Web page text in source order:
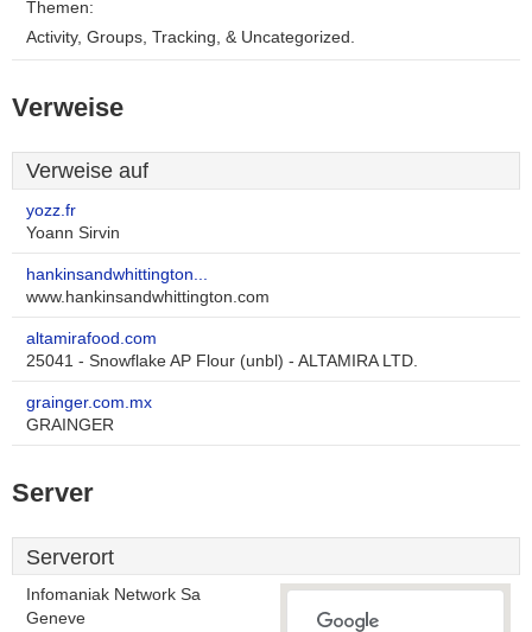
Themen:
Activity, Groups, Tracking, & Uncategorized.
Verweise
Verweise auf
yozz.fr
Yoann Sirvin
hankinsandwhittington...
www.hankinsandwhittington.com
altamirafood.com
25041 - Snowflake AP Flour (unbl) - ALTAMIRA LTD.
grainger.com.mx
GRAINGER
Server
Serverort
Infomaniak Network Sa
Geneve